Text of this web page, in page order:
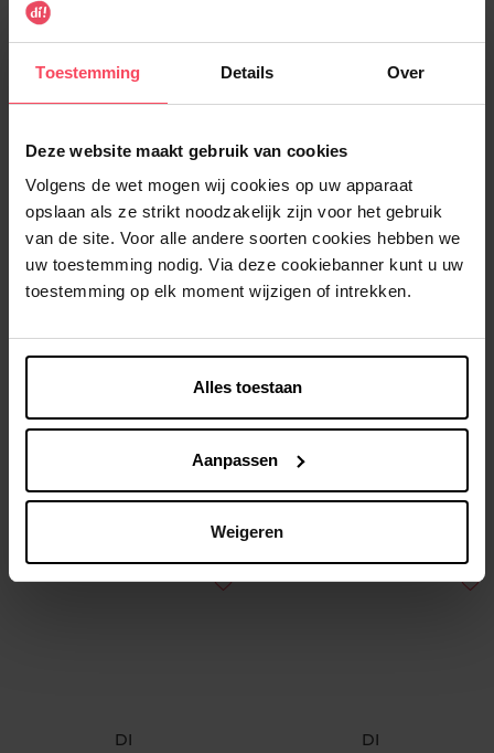
Toestemming Details Over
Deze website maakt gebruik van cookies
Volgens de wet mogen wij cookies op uw apparaat
opslaan als ze strikt noodzakelijk zijn voor het gebruik
van de site. Voor alle andere soorten cookies hebben we
uw toestemming nodig. Via deze cookiebanner kunt u uw
toestemming op elk moment wijzigen of intrekken.
Alles toestaan
Aanpassen
Weigeren
Platte Fruitige Douche
badspons Accessoires
DI
Vlinderpatroon
DI
Blauw/Geel/Roze - Compact
en Praktisch
DI DI